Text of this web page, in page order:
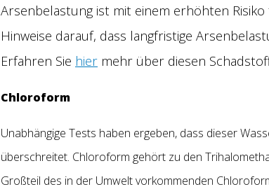
Arsenbelastung ist mit einem erhöhten
Hinweise darauf, dass langfristige
Erfahren Sie hier mehr über diesen
Chloroform
Unabhängige Tests haben ergeben, dass dieser
überschreitet. Chloroform gehört zu den
Großteil des in der Umwelt vorkommenden